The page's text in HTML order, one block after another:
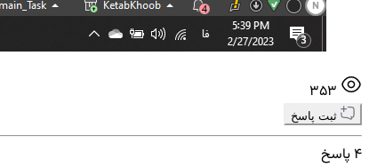
ثبت پاسخ
4 پاسخ